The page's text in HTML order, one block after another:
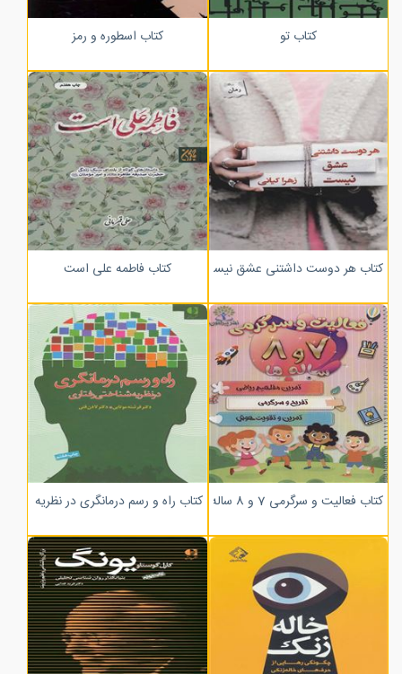
کتاب تو کتاب اسطوره و رمز
کتاب هر دوست داشتنی عشق نیست کتاب فاطمه علی است
کتاب فعالیت و سرگرمی 7 و 8 ساله ها کتاب راه و رسم درمانگری در نظریه